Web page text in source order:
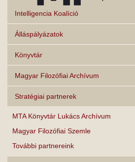
Intelligencia Koalíció
Álláspályázatok
Könyvtár
Magyar Filozófiai Archívum
Stratégiai partnerek
MTA Könyvtár Lukács Archívum
Magyar Filozófiai Szemle
További partnereink